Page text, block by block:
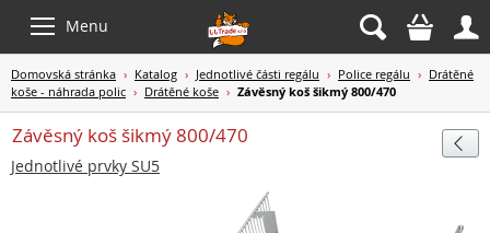
Menu   
Domovská stránka › Katalog › Jednotlivé části regálu › Police regálu › Drátěné
koše - náhrada polic › Drátěné koše › Závěsný koš šikmý 800/470

Závěsný koš šikmý 800/470
Jednotlivé prvky SU5